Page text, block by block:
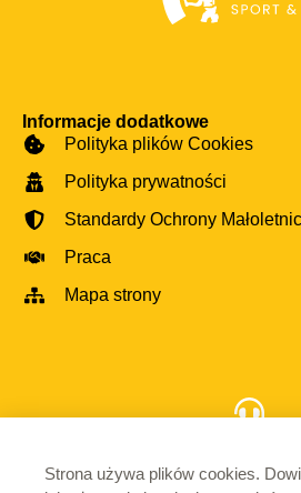
Informacje dodatkowe
Polityka plików Cookies
Polityka prywatności
Standardy Ochrony
Praca
Mapa strony
Strona używa plików cookies.